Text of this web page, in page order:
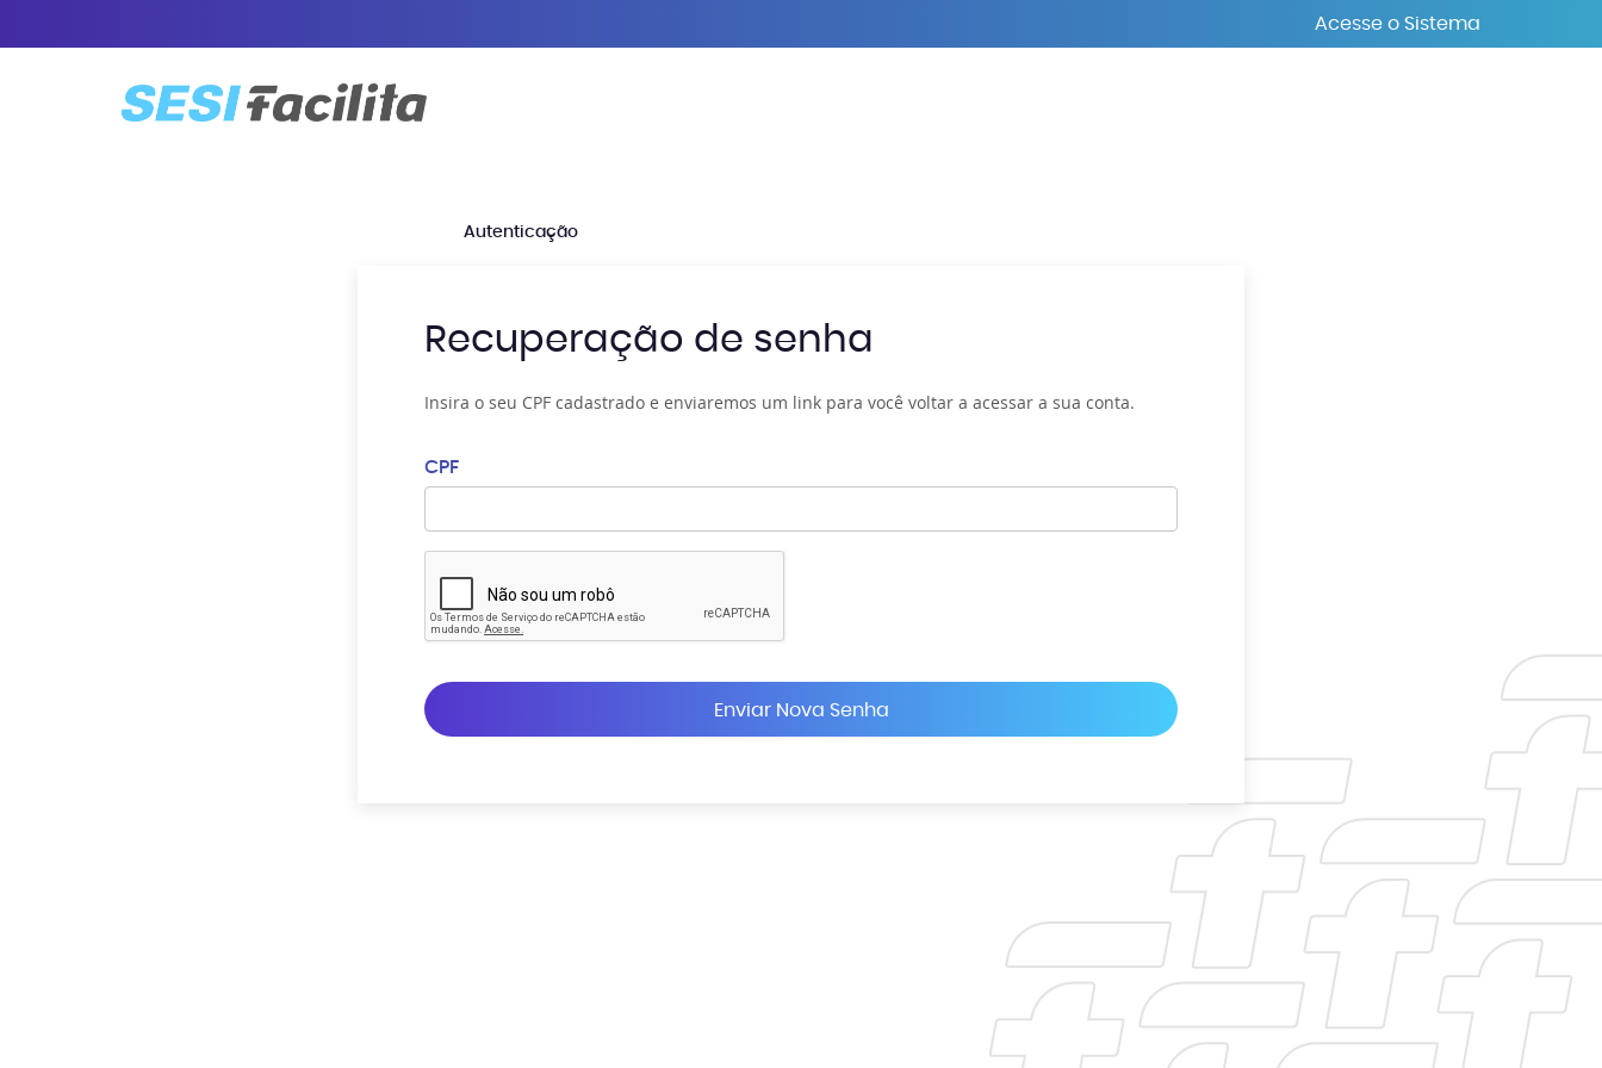
Acesse o Sistema
Autenticação
Recuperação de senha
Insira o seu CPF cadastrado e enviaremos um link para você voltar a acessar a sua conta.
CPF
Enviar Nova Senha